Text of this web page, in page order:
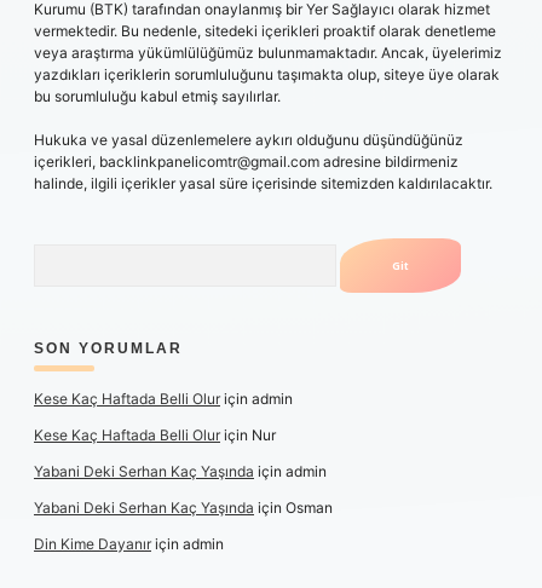
Kurumu (BTK) tarafından onaylanmış bir Yer Sağlayıcı olarak hizmet
vermektedir. Bu nedenle, sitedeki içerikleri proaktif olarak denetleme
veya araştırma yükümlülüğümüz bulunmamaktadır. Ancak, üyelerimiz
yazdıkları içeriklerin sorumluluğunu taşımakta olup, siteye üye olarak
bu sorumluluğu kabul etmiş sayılırlar.
Hukuka ve yasal düzenlemelere aykırı olduğunu düşündüğünüz
içerikleri, backlinkpanelicomtr@gmail.com adresine bildirmeniz
halinde, ilgili içerikler yasal süre içerisinde sitemizden kaldırılacaktır.
SON YORUMLAR
Kese Kaç Haftada Belli Oluriçin admin
Kese Kaç Haftada Belli Oluriçin Nur
Yabani Deki Serhan Kaç Yaşında için admin
Yabani Deki Serhan Kaç Yaşında için Osman
Din Kime Dayanıriçin admin